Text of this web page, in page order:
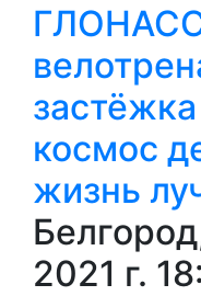
космос
жизнь
2021 г.